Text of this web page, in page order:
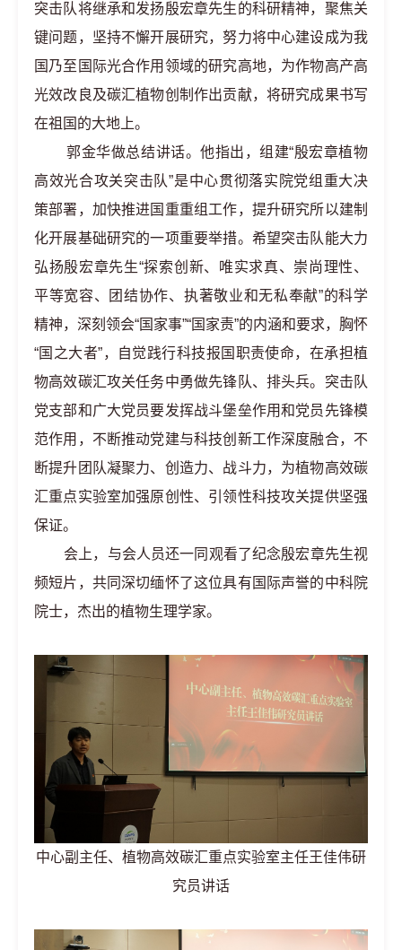
突击队将继承和发扬殷宏章先生的科研精神，聚焦关
键问题，坚持不懈开展研究，努力将中心建设成为我
国乃至国际光合作用领域的研究高地，为作物高产高
光效改良及碳汇植物创制作出贡献，将研究成果书写
在祖国的大地上。
郭金华做总结讲话。他指出，组建“殷宏章植物
高效光合攻关突击队”是中心贯彻落实院党组重大决
策部署，加快推进国重重组工作，提升研究所以建制
化开展基础研究的一项重要举措。希望突击队能大力
弘扬殷宏章先生“探索创新、唯实求真、崇尚理性、
平等宽容、团结协作、执著敬业和无私奉献”的科学
精神，深刻领会“国家事”“国家责”的内涵和要求，胸怀
“国之大者”，自觉践行科技报国职责使命，在承担植
物高效碳汇攻关任务中勇做先锋队、排头兵。突击队
党支部和广大党员要发挥战斗堡垒作用和党员先锋模
范作用，不断推动党建与科技创新工作深度融合，不
断提升团队凝聚力、创造力、战斗力，为植物高效碳
汇重点实验室加强原创性、引领性科技攻关提供坚强
保证。
会上，与会人员还一同观看了纪念殷宏章先生视
频短片，共同深切缅怀了这位具有国际声誉的中科院
院士，杰出的植物生理学家。
中心副主任、植物高效碳汇重点实验室主任王佳伟研
究员讲话